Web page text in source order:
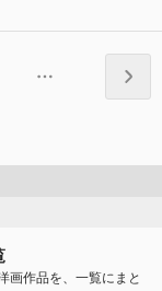
画作品を、一覧にまと